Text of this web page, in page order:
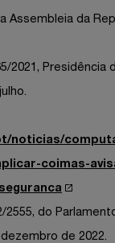
Assembleia da
2021, Presidência
noticias/
coimas-
2555, do
de 2022.